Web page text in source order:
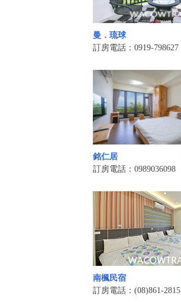
曼．琉球
訂房電話：0919-798627
銘仁居
訂房電話：0989036098
南楓民宿
訂房電話：(08)861-2815